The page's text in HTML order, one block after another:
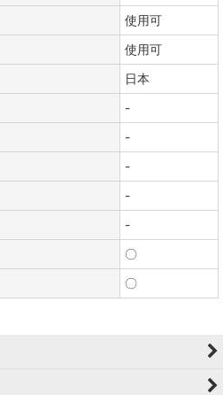
使用可
使用可
日本
-
-
-
-
-
〇
〇